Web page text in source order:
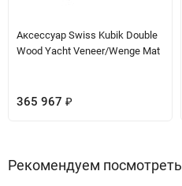
Аксессуар Swiss Kubik Double
Wood Yacht Veneer/Wenge Mat
365 967 ₽
Рекомендуем посмотреть